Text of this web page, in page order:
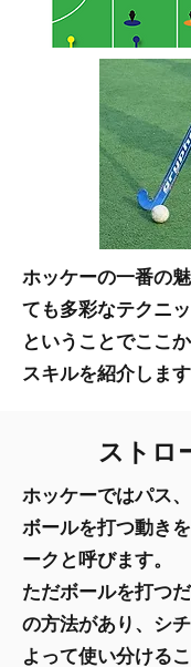
ホッケーの一番の
ても多彩なテクニ
ということでここ
スキルを紹介します
ストロ
ホッケーではパス
ボールを打つ動き
ークと呼びます。
ただボールを打つ
の方法があり、シ
よって使い分ける